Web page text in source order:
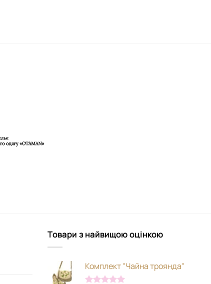
Товари з найвищою оцінкою
Комплект "Чайна троянда"